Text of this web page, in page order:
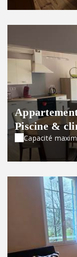
Piscine &
Capacité